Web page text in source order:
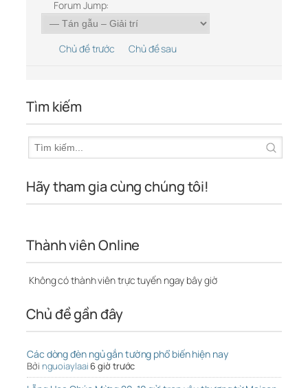
Forum Jump:
Chủ đề trước Chủ đề sau
Tìm kiếm
Hãy tham gia cùng chúng tôi!
Thành viên Online
Không có thành viên trực tuyến ngay bây giờ
Chủ đề gần đây
Các dòng đèn ngủ gắn tường phổ biến hiện nay
Bởi nguoiaylaai 6 giờ trước